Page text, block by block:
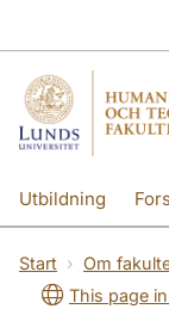
Utbildning
Start Om
This page